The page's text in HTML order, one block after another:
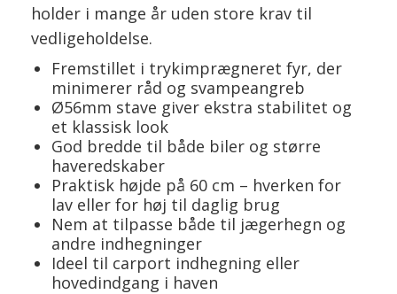
holder i mange år uden store krav til
vedligeholdelse.
Fremstillet i trykimprægneret fyr, der
minimerer råd og svampeangreb
Ø56mm stave giver ekstra stabilitet og
et klassisk look
God bredde til både biler og større
haveredskaber
Praktisk højde på 60 cm – hverken for
lav eller for høj til daglig brug
Nem at tilpasse både til jægerhegn og
andre indhegninger
Ideel til carport indhegning eller
hovedindgang i haven